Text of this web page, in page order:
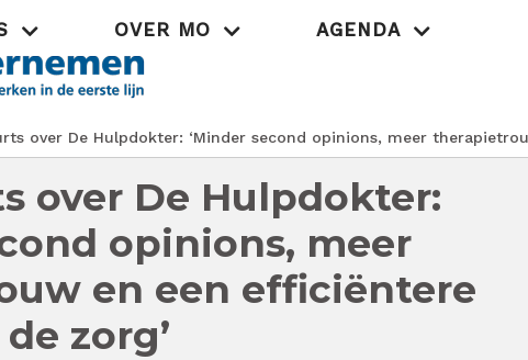
OVER MO AGENDA
over De Hulpdokter: ‘Minder second opinions, meer
over De Hulpdokter:
opinions, meer
en een efficiëntere
zorg’